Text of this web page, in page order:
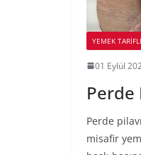
YEMEK
01 Eylül
Perde
Perde
misafir